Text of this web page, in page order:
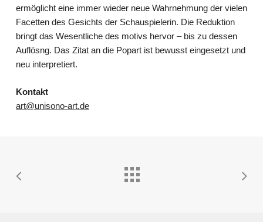
ermöglicht eine immer wieder neue Wahrnehmung der vielen
Facetten des Gesichts der Schauspielerin. Die Reduktion
bringt das Wesentliche des motivs hervor – bis zu dessen
Auflösng. Das Zitat an die Popart ist bewusst eingesetzt und
neu interpretiert.
Kontakt
art@unisono-art.de